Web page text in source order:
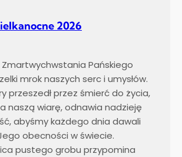
2026
Zmartwychwstania Pańskiego
mrok naszych serc i umysłów.
przeszedł przez śmierć do życia,
naszą wiarę, odnawia nadzieję
abyśmy każdego dnia dawali
obecności w świecie.
pustego grobu przypomina